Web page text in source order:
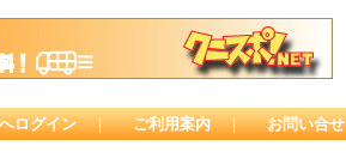
ログイン ｜ ご利用案内 ｜ お問い合せ